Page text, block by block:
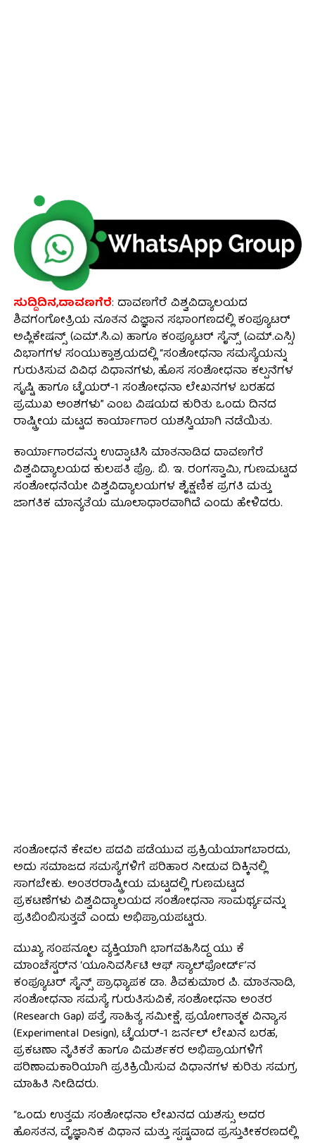
ಸುದ್ದಿದಿನ,ದಾವಣಗೆರೆ: ದಾವಣಗೆರೆ ವಿಶ್ವವಿದ್ಯಾಲಯದ
ಶಿವಗಂಗೋತ್ರಿಯ ನೂತನ ವಿಜ್ಞಾನ ಸಭಾಂಗಣದಲ್ಲಿ ಕಂಪ್ಯೂಟರ್
ಅಪ್ಲಿಕೇಷನ್ಸ್ (ಎಮ್.ಸಿ.ಎ) ಹಾಗೂ ಕಂಪ್ಯೂಟರ್ ಸೈನ್ಸ್ (ಎಮ್.ಎಸ್ಸಿ)
ವಿಭಾಗಗಳ ಸಂಯುಕ್ತಾಶ್ರಯದಲ್ಲಿ “ಸಂಶೋಧನಾ ಸಮಸ್ಯೆಯನ್ನು
ಗುರುತಿಸುವ ವಿವಿಧ ವಿಧಾನಗಳು, ಹೊಸ ಸಂಶೋಧನಾ ಕಲ್ಪನೆಗಳ
ಸೃಷ್ಟಿ ಹಾಗೂ ಟೈಯರ್-1 ಸಂಶೋಧನಾ ಲೇಖನಗಳ ಬರಹದ
ಪ್ರಮುಖ ಅಂಶಗಳು” ಎಂಬ ವಿಷಯದ ಕುರಿತು ಒಂದು ದಿನದ
ರಾಷ್ಟ್ರೀಯ ಮಟ್ಟದ ಕಾರ್ಯಾಗಾರ ಯಶಸ್ವಿಯಾಗಿ ನಡೆಯಿತು.
ಕಾರ್ಯಾಗಾರವನ್ನು ಉದ್ಘಾಟಿಸಿ ಮಾತನಾಡಿದ ದಾವಣಗೆರೆ
ವಿಶ್ವವಿದ್ಯಾಲಯದ ಕುಲಪತಿ ಪ್ರೊ. ಬಿ. ಇ. ರಂಗಸ್ವಾಮಿ, ಗುಣಮಟ್ಟದ
ಸಂಶೋಧನೆಯೇ ವಿಶ್ವವಿದ್ಯಾಲಯಗಳ ಶೈಕ್ಷಣಿಕ ಪ್ರಗತಿ ಮತ್ತು
ಜಾಗತಿಕ ಮಾನ್ಯತೆಯ ಮೂಲಾಧಾರವಾಗಿದೆ ಎಂದು ಹೇಳಿದರು.
ಸಂಶೋಧನೆ ಕೇವಲ ಪದವಿ ಪಡೆಯುವ ಪ್ರಕ್ರಿಯೆಯಾಗಬಾರದು,
ಅದು ಸಮಾಜದ ಸಮಸ್ಯೆಗಳಿಗೆ ಪರಿಹಾರ ನೀಡುವ ದಿಕ್ಕಿನಲ್ಲಿ
ಸಾಗಬೇಕು. ಅಂತರರಾಷ್ಟ್ರೀಯ ಮಟ್ಟದಲ್ಲಿ ಗುಣಮಟ್ಟದ
ಪ್ರಕಟಣೆಗಳು ವಿಶ್ವವಿದ್ಯಾಲಯದ ಸಂಶೋಧನಾ ಸಾಮರ್ಥ್ಯವನ್ನು
ಪ್ರತಿಬಿಂಬಿಸುತ್ತವೆ ಎಂದು ಅಭಿಪ್ರಾಯಪಟ್ಟರು.
ಮುಖ್ಯ ಸಂಪನ್ಮೂಲ ವ್ಯಕ್ತಿಯಾಗಿ ಭಾಗವಹಿಸಿದ್ದ ಯು ಕೆ
ಮಾಂಚೆಸ್ಟರ್‌ನ ‘ಯೂನಿವರ್ಸಿಟಿ ಆಫ್ ಸ್ಯಾಲ್‌ಫೋರ್ಡ್’ನ
ಕಂಪ್ಯೂಟರ್ ಸೈನ್ಸ್ ಪ್ರಾಧ್ಯಾಪಕ ಡಾ. ಶಿವಕುಮಾರ ಪಿ. ಮಾತನಾಡಿ,
ಸಂಶೋಧನಾ ಸಮಸ್ಯೆ ಗುರುತಿಸುವಿಕೆ, ಸಂಶೋಧನಾ ಅಂತರ
(Research Gap) ಪತ್ತೆ, ಸಾಹಿತ್ಯ ಸಮೀಕ್ಷೆ, ಪ್ರಯೋಗಾತ್ಮಕ ವಿನ್ಯಾಸ
(Experimental Design), ಟೈಯರ್-1 ಜರ್ನಲ್ ಲೇಖನ ಬರಹ,
ಪ್ರಕಟಣಾ ನೈತಿಕತೆ ಹಾಗೂ ವಿಮರ್ಶಕರ ಅಭಿಪ್ರಾಯಗಳಿಗೆ
ಪರಿಣಾಮಕಾರಿಯಾಗಿ ಪ್ರತಿಕ್ರಿಯಿಸುವ ವಿಧಾನಗಳ ಕುರಿತು ಸಮಗ್ರ
ಮಾಹಿತಿ ನೀಡಿದರು.
“ಒಂದು ಉತ್ತಮ ಸಂಶೋಧನಾ ಲೇಖನದ ಯಶಸ್ಸು ಅದರ
ಹೊಸತನ, ವೈಜ್ಞಾನಿಕ ವಿಧಾನ ಮತ್ತು ಸ್ಪಷ್ಟವಾದ ಪ್ರಸ್ತುತೀಕರಣದಲ್ಲಿ